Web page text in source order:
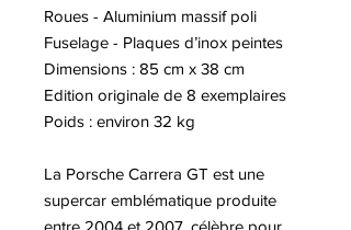
Roues - Aluminium massif poli
Fuselage - Plaques d’inox peintes
Dimensions : 85 cm x 38 cm
Edition originale de 8 exemplaires
Poids : environ 32 kg
La Porsche Carrera GT est une
supercar emblématique produite
entre 2004 et 2007, célèbre pour